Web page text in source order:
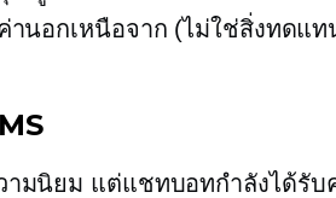
านอกเหนือจาก (ไม่ใช่สิ่งทดแ
ามนิยม แต่แชทบอทกำลังได้รั